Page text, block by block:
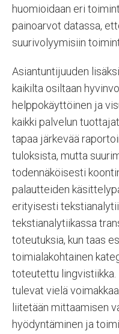
huomioidaan eri
painoarvot datassa,
suurivolyymisiin
Asiantuntijuuden
kaikilta osiltaan
helppokäyttöinen ja
kaikki palvelun
tapaa järkevää
tuloksista, mutta
todennäköisesti
palautteiden
erityisesti
tekstianalytiikassa
toteutuksia, kun taas
toimialakohtainen
toteutettu
tulevat vielä
liitetään mittaamisen
hyödyntäminen ja